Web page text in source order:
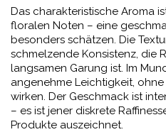
Das charakteristische Aroma
floralen Noten – eine
besonders schätzen. Die
schmelzende Konsistenz, die
langsamen Garung ist. Im
angenehme Leichtigkeit,
wirken. Der Geschmack ist
– es ist jener diskrete
Produkte auszeichnet.